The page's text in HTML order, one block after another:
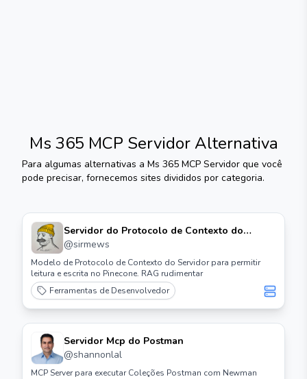
Ms 365 MCP Servidor Alternativa
Para algumas alternativas a Ms 365 MCP Servidor que você
pode precisar, fornecemos sites divididos por categoria.
Servidor do Protocolo de Contexto do
Modelo Pinecone Para Claude Desktop.
@sirmews
Modelo de Protocolo de Contexto do Servidor para permitir
leitura e escrita no Pinecone. RAG rudimentar
Ferramentas de Desenvolvedor
Servidor Mcp do Postman
@shannonlal
MCP Server para executar Coleções Postman com Newman